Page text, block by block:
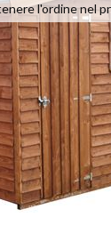
l'ordine nel